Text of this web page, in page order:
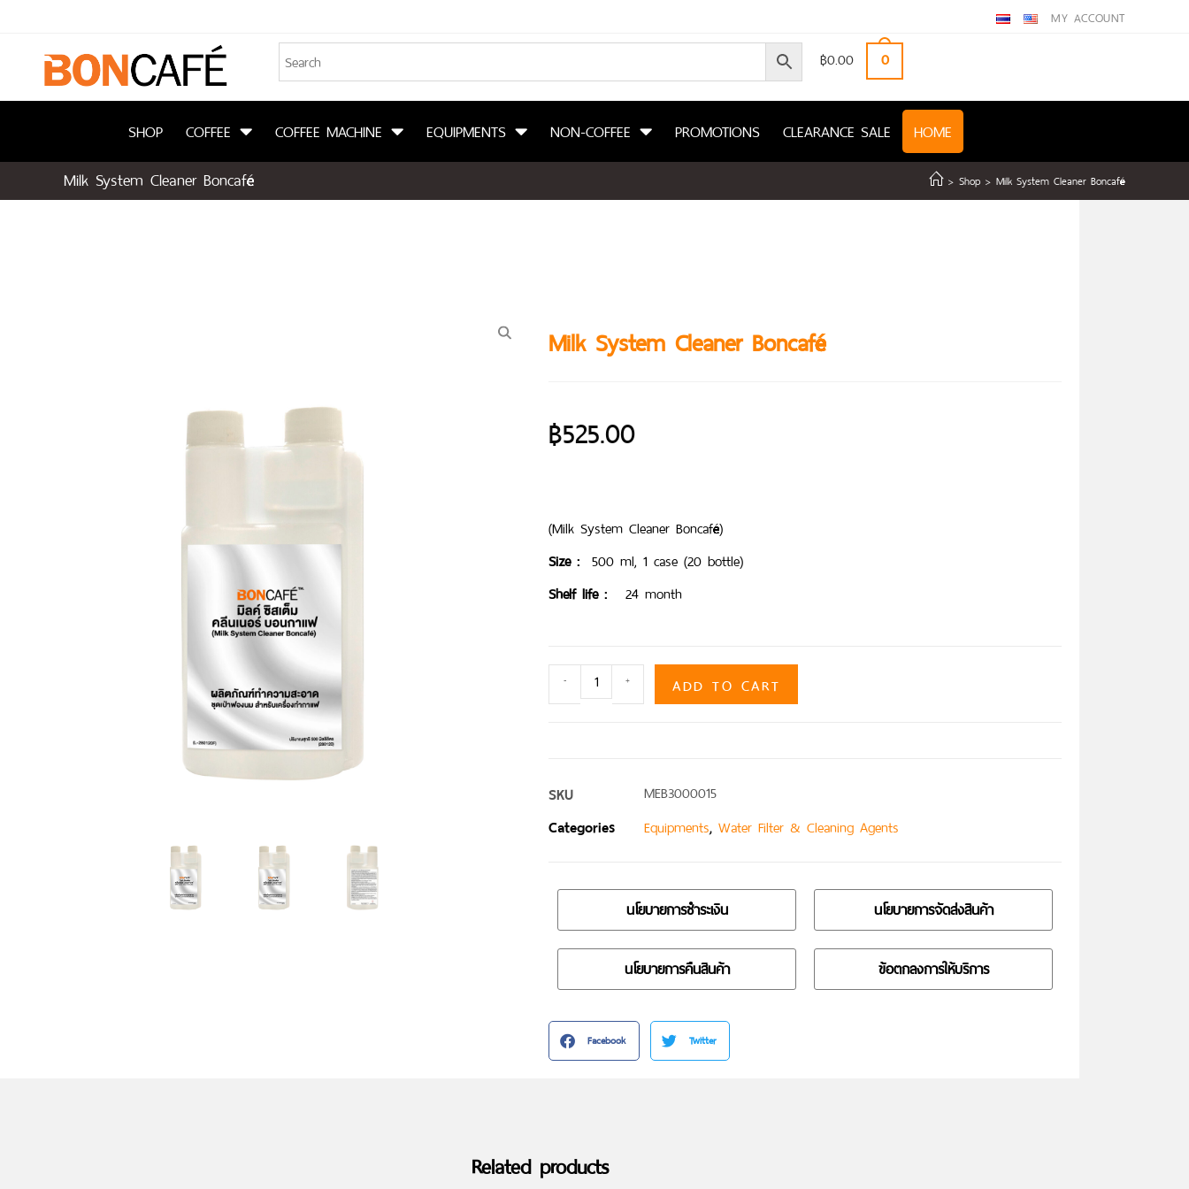
MY ACCOUNT
฿0.00 0
SHOP COFFEE COFFEE MACHINE EQUIPMENTS NON-COFFEE PROMOTIONS CLEARANCE SALE HOME
Milk System Cleaner Boncafé > Shop > Milk System Cleaner Boncafé
Milk System Cleaner Boncafé
฿525.00
(Milk System Cleaner Boncafé)
Size : 500 ml, 1 case (20 bottle)
Shelf life : 24 month
- + ADD TO CART
SKU MEB3000015
Categories Equipments, Water Filter & Cleaning Agents
นโยบายการชำระเงิน นโยบายการจัดส่งสินค้า
นโยบายการคืนสินค้า ข้อตกลงการให้บริการ
Facebook Twitter
Related products